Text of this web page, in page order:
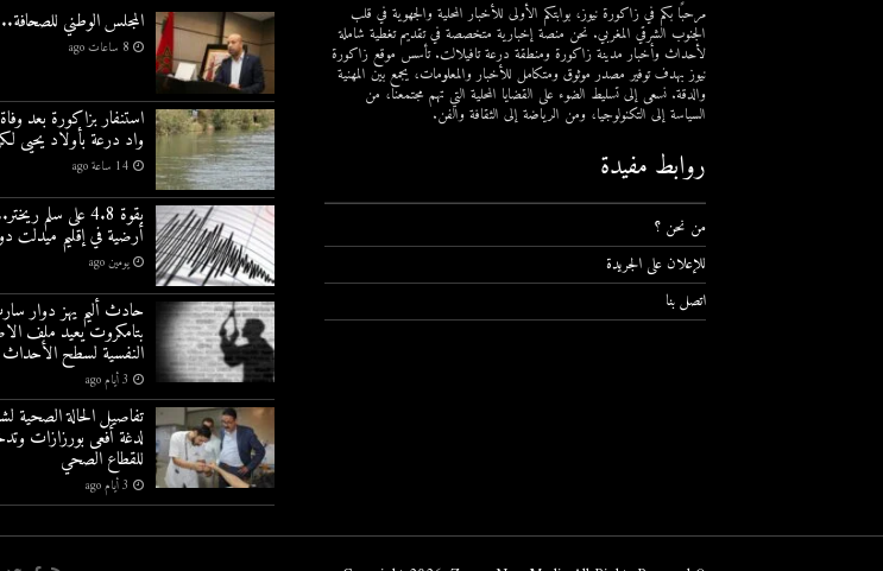
مرحبًا بكم في زاكورة نيوز، بوابتكم الأولى للأخبار المحلية والجهوية في قلب
الجنوب الشرقي المغربي. نحن منصة إخبارية متخصصة في تقديم تغطية شاملة
لأحداث وأخبار مدينة زاكورة ومنطقة درعة تافيلالت. تأسس موقع زاكورة
نيوز بهدف توفير مصدر موثوق ومتكامل للأخبار والمعلومات، يجمع بين المهنية
والدقة. نسعى إلى تسليط الضوء على القضايا المحلية التي تهم مجتمعنا، من
السياسة إلى التكنولوجيا، ومن الرياضة إلى الثقافة والفن.
روابط مفيدة
من نحن ؟
للإعلان على الجريدة
اتصل بنا
المجلس الوطني
8 ساعات ago
استنفار بزاكورة بعد
واد درعة بأولاد يحيى
14 ساعة ago
بقوة 4.8 على سلم
أرضية في إقليم ميدلت
يومين ago
حادث أليم يهز دوار
بتامكروت يعيد ملف
النفسية لسطح الأحداث
3 أيام ago
تفاصيل الحالة
لدغة أفعى بورزازات
للقطاع الصحي
3 أيام ago